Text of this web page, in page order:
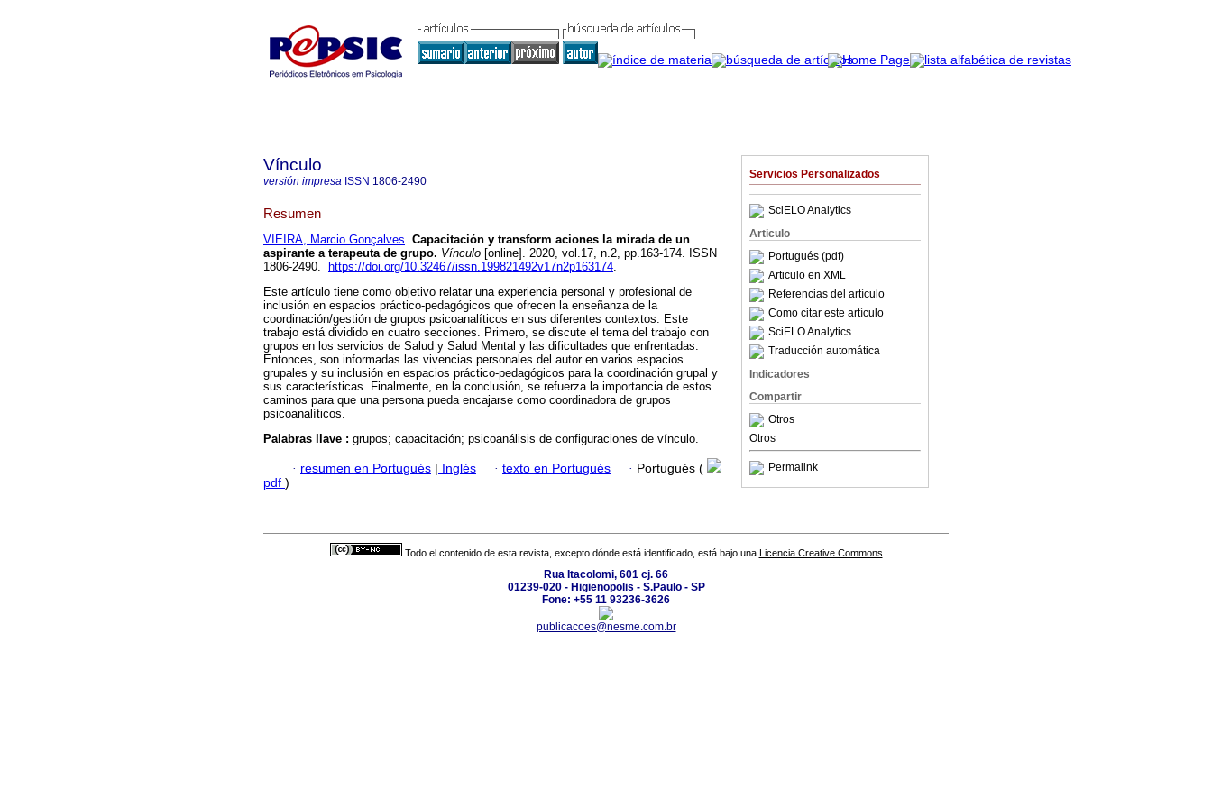
Servicios Personalizados
SciELO Analytics
Articulo
Portugués (pdf)
Articulo en XML
Referencias del artículo
Como citar este artículo
SciELO Analytics
Traducción automática
Indicadores
Compartir
Otros
Otros
Permalink
Vínculo
versión impresa ISSN 1806-2490
Resumen
VIEIRA, Marcio Gonçalves. Capacitación y transform aciones la mirada de un
aspirante a terapeuta de grupo. Vínculo [online]. 2020, vol.17, n.2, pp.163-174. ISSN
1806-2490.
https://doi.org/10.32467/issn.199821492v17n2p163174.
Este artículo tiene como objetivo relatar una experiencia personal y profesional de
inclusión en espacios práctico-pedagógicos que ofrecen la enseñanza de la
coordinación/gestión de grupos psicoanalíticos en sus diferentes contextos. Este
trabajo está dividido en cuatro secciones. Primero, se discute el tema del trabajo con
grupos en los servicios de Salud y Salud Mental y las dificultades que enfrentadas.
Entonces, son informadas las vivencias personales del autor en varios espacios
grupales y su inclusión en espacios práctico-pedagógicos para la coordinación grupal y
sus características. Finalmente, en la conclusión, se refuerza la importancia de estos
caminos para que una persona pueda encajarse como coordinadora de grupos
psicoanalíticos.
Palabras llave : grupos; capacitación; psicoanálisis de configuraciones de vínculo.
· resumen en Portugués | Inglés · texto en Portugués · Portugués (
pdf )
Todo el contenido de esta revista, excepto dónde está identificado, está bajo una Licencia Creative Commons
Rua Itacolomi, 601 cj. 66
01239-020 - Higienopolis - S.Paulo - SP
Fone: +55 11 93236-3626
publicacoes@nesme.com.br